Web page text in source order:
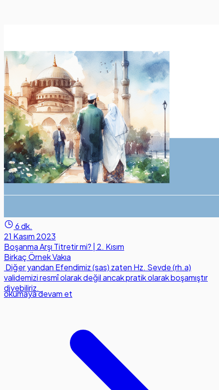
6 dk.
21 Kasım 2023
Boşanma Arşı Titretir mi? | 2. Kısım
Birkaç Örnek Vakıa
Diğer yandan Efendimiz (sas) zaten Hz. Sevde (rh.a)
validemizi resmî olarak değil ancak pratik olarak boşamıştır
diyebiliriz.
okumaya devam et